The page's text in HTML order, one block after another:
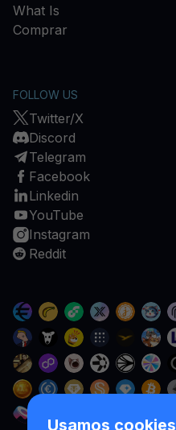
Usamos cookies
What Is
Comprar
FOLLOW US
Twitter/X
Discord
Telegram
Facebook
Linkedin
YouTube
Instagram
Reddit